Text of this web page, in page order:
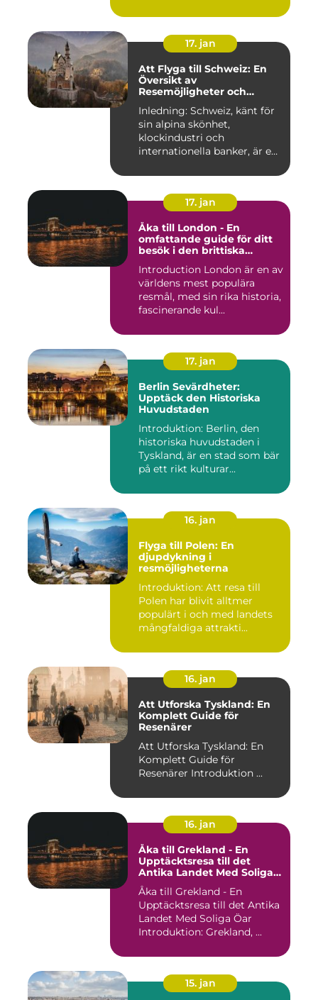
17. jan
Att Flyga till Schweiz: En
Översikt av
Resemöjligheter och
Nackdelar
Inledning: Schweiz, känt för
sin alpina skönhet,
klockindustri och
internationella banker, är en
17. jan
Åka till London - En
omfattande guide för ditt
besök i den brittiska
Introduction London är en av
världens mest populära
resmål, med sin rika historia,
fascinerande kul...
17. jan
Berlin Sevärdheter:
Upptäck den Historiska
Huvudstaden
Introduktion: Berlin, den
historiska huvudstaden i
Tyskland, är en stad som bär
på ett rikt kulturar...
16. jan
Flyga till Polen: En
djupdykning i
resmöjligheterna
Introduktion: Att resa till
Polen har blivit alltmer
populärt i och med landets
mångfaldiga attrakti...
16. jan
Att Utforska Tyskland: En
Komplett Guide för
Resenärer
Att Utforska Tyskland: En
Komplett Guide för
Resenärer Introduktion ...
16. jan
Åka till Grekland - En
Upptäcktsresa till det
Antika Landet Med Soliga
Öar
Åka till Grekland - En
Upptäcktsresa till det Antika
Landet Med Soliga Öar
Introduktion: Grekland, ...
15. jan